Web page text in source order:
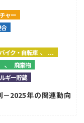
ャー
イク・自転車、...
、廃棄物
ギー貯蔵
－2025年の関連動向